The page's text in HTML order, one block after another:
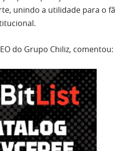
unindo a utilidade para o fã
do Grupo Chiliz, comentou: